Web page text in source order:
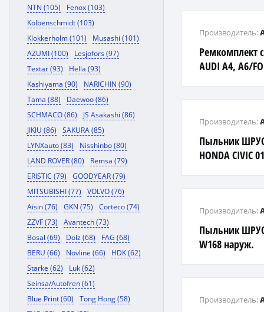
NTN (105)
Fenox (103)
Kolbenschmidt (103)
Klokkerholm (101)
Musashi (101)
AZUMI (100)
Lesjofors (97)
Textar (93)
Hella (93)
Kashiyama (90)
NARICHIN (90)
Tama (88)
Daewoo (86)
SCHMACO (86)
JS Asakashi (86)
JIKIU (86)
SAKURA (85)
LYNXauto (83)
Nisshinbo (80)
LAND ROVER (80)
Remsa (79)
ERISTIC (79)
GOODYEAR (79)
MITSUBISHI (77)
VOLVO (76)
Aisin (76)
GKN (75)
Corteco (74)
ZZVF (73)
Avantech (73)
Bosal (69)
Dolz (68)
FAG (68)
BERU (66)
Novline (66)
HDK (62)
Starke (62)
Luk (62)
Seinsa/Autofren (61)
Blue Print (60)
Tong Hong (58)
Ремкомплект
AUDI A4, A6/
Производитель:
Пыльник
HONDA CIVIC
Производитель:
Пыльник
W168 наруж.
Производитель:
Производитель: